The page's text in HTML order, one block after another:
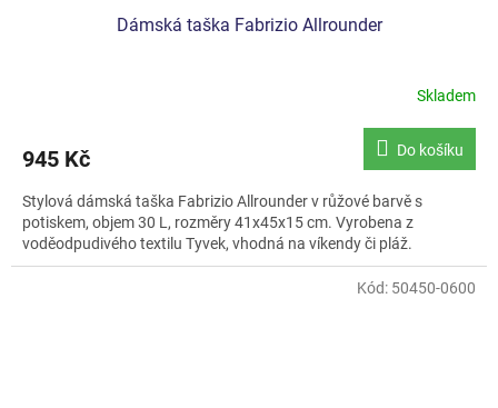
Dámská taška Fabrizio Allrounder
Skladem
945 Kč Do košíku
Stylová dámská taška Fabrizio Allrounder v růžové barvě s
potiskem, objem 30 L, rozměry 41x45x15 cm. Vyrobena z
voděodpudivého textilu Tyvek, vhodná na víkendy či pláž.
Kód: 50450-0600